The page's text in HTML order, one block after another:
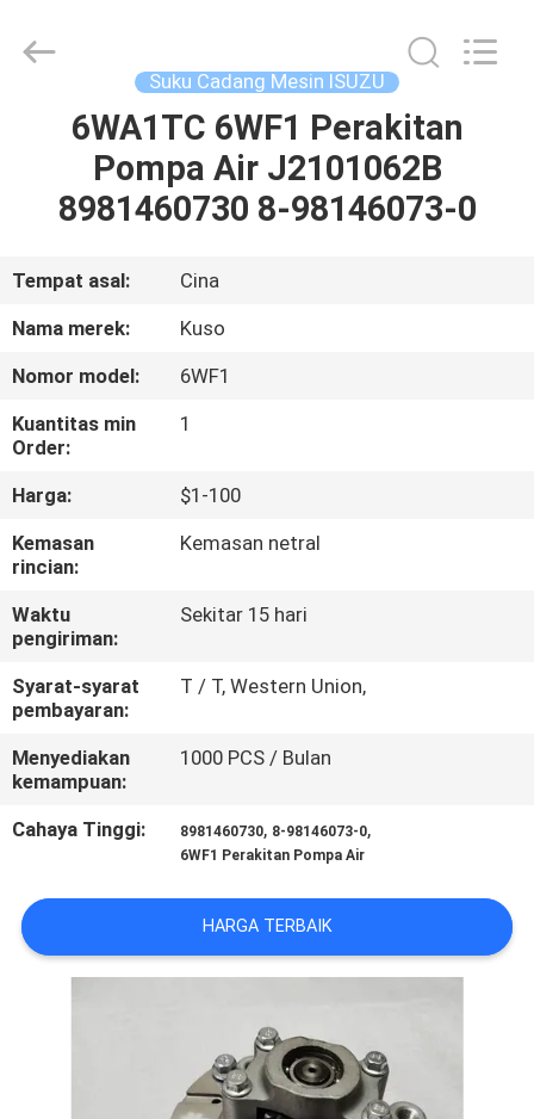
RUMAH
PRODUK
TENTANG
KAMI
TUR
PABRIK
KONTROL
KUALITAS
HUBUNGI
KAMI
BERITA
PERMINTAAN
PENAWARAN
SITEMAP
Suku Cadang Mesin ISUZU
6WA1TC 6WF1 Perakitan
Pompa Air J2101062B
8981460730 8-98146073-0
Tempat asal:
Cina
Nama merek:
Kuso
Nomor model:
6WF1
Kuantitas min
Order:
1
Harga:
$1-100
Kemasan
rincian:
Kemasan netral
Waktu
pengiriman:
Sekitar 15 hari
Syarat-syarat
pembayaran:
T / T, Western Union,
Menyediakan
kemampuan:
1000 PCS / Bulan
Cahaya Tinggi: 8981460730, 8-98146073-0,
6WF1 Perakitan Pompa Air
HARGA TERBAIK